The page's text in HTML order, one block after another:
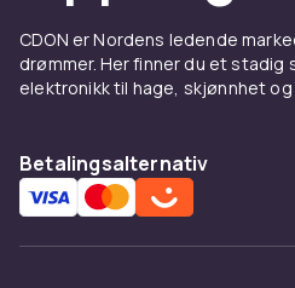
CDON er Nordens ledende
drømmer. Her finner du et
elektronikk til hage, skjønnhet
Betalingsalternativ